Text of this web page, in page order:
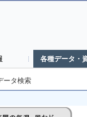
各種データ・
ータ検索